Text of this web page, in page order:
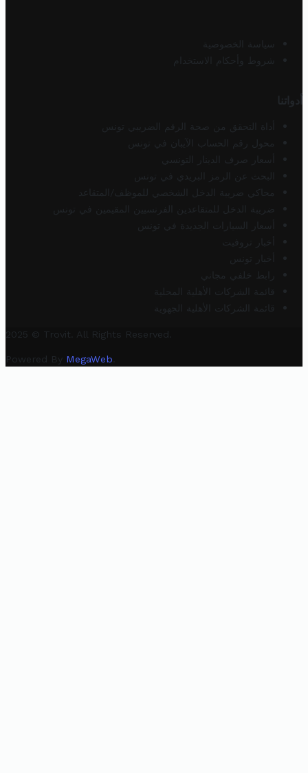
سياسة الخصوصية
شروط وأحكام الاستخدام
أدواتنا
أداة التحقق من صحة الرقم الضريبي تونس
محول رقم الحساب الآيبان في تونس
أسعار صرف الدينار التونسي
البحث عن الرمز البريدي في تونس
محاكي ضريبة الدخل الشخصي للموظف/المتقاعد
ضريبة الدخل للمتقاعدين الفرنسيين المقيمين في تونس
أسعار السيارات الجديدة في تونس
أخبار تروفيت
أخبار تونس
رابط خلفي مجاني
قائمة الشركات الأهلية المحلية
قائمة الشركات الأهلية الجهوية
2025 © Trovit. All Rights Reserved.
Powered By MegaWeb